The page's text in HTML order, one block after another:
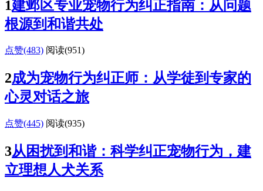
1建邺区专业宠物行为纠正指南：从问题
根源到和谐共处
点赞(483) 阅读(951)
2成为宠物行为纠正师：从学徒到专家的
心灵对话之旅
点赞(445) 阅读(935)
3从困扰到和谐：科学纠正宠物行为，建
立理想人犬关系